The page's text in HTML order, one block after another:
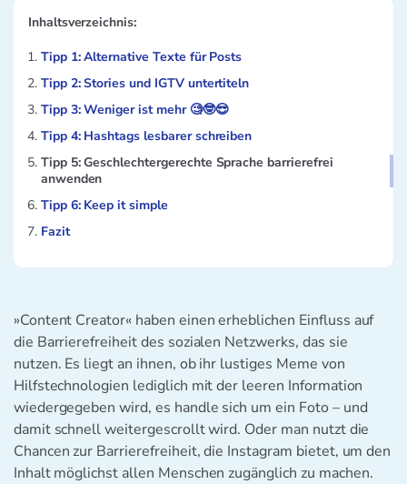
Inhaltsverzeichnis:
Tipp 1: Alternative Texte für Posts
Tipp 2: Stories und IGTV untertiteln
Tipp 3: Weniger ist mehr 🧐🤓😎
Tipp 4: Hashtags lesbarer schreiben
Tipp 5: Geschlechtergerechte Sprache barrierefrei
anwenden
Tipp 6: Keep it simple
Fazit
»Content Creator« haben einen erheblichen Einfluss auf
die Barrierefreiheit des sozialen Netzwerks, das sie
nutzen. Es liegt an ihnen, ob ihr lustiges Meme von
Hilfstechnologien lediglich mit der leeren Information
wiedergegeben wird, es handle sich um ein Foto – und
damit schnell weitergescrollt wird. Oder man nutzt die
Chancen zur Barrierefreiheit, die Instagram bietet, um den
Inhalt möglichst allen Menschen zugänglich zu machen.